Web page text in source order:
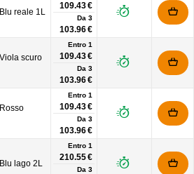
reale 1L
109.43 €
Da 3
103.96 €
scuro
Entro 1
109.43 €
Da 3
103.96 €
Entro 1
109.43 €
Da 3
103.96 €
lago 2L
Entro 1
210.55 €
Da 3